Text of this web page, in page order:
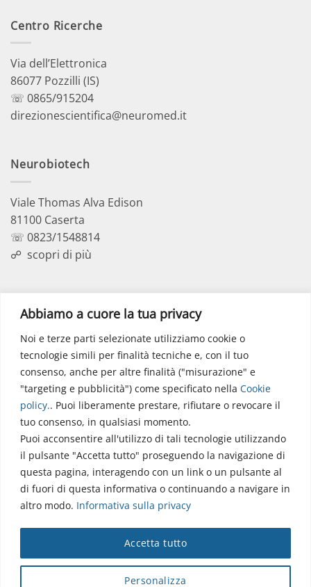
Abbiamo a cuore la tua privacy
Noi e terze parti selezionate utilizziamo cookie o
tecnologie simili per finalità tecniche e, con il tuo
consenso, anche per altre finalità ("misurazione" e
"targeting e pubblicità") come specificato nella Cookie
policy.. Puoi liberamente prestare, rifiutare o revocare il
tuo consenso, in qualsiasi momento.
Puoi acconsentire all'utilizzo di tali tecnologie utilizzando
il pulsante "Accetta tutto" proseguendo la navigazione di
questa pagina, interagendo con un link o un pulsante al
di fuori di questa informativa o continuando a navigare in
altro modo. Informativa sulla privacy
Personalizza
Accetta tutto
Centro Ricerche
Via dell’Elettronica
86077 Pozzilli (IS)
☏ 0865/915204
direzionescientifica@neuromed.it
Neurobiotech
Viale Thomas Alva Edison
81100 Caserta
☏ 0823/1548814
☍ scopri di più
Via dell’Elettronica
86077 Pozzilli (IS)
☏ 0865/915407
segreteriapolodidattico@neuromed.it
Copyright © 2026 Istituto Neurologico Mediterraneo
Neuromed S.p.A.
Webmail |Privacy Policy|Privacy|Disclaimer|Accessibilità
Contatti|Credits